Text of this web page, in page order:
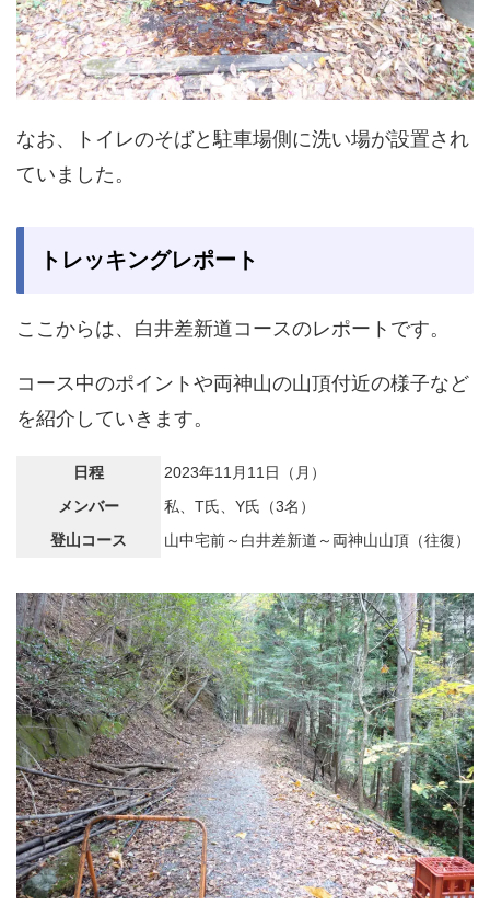
なお、トイレのそばと駐車場側に洗い場が設置され
ていました。
トレッキングレポート
ここからは、白井差新道コースのレポートです。
コース中のポイントや両神山の山頂付近の様子など
を紹介していきます。
日程
2023年11月11日（月）
メンバー
私、T氏、Y氏（3名）
登山コース
山中宅前～白井差新道～両神山山頂（往復）